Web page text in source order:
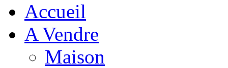
Accueil
A Vendre
Maison